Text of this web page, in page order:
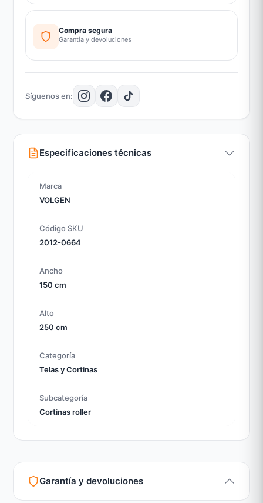
Especificaciones técnicas
Marca
VOLGEN
Código SKU
2012-0664
Ancho
150 cm
Alto
250 cm
Categoría
Telas y Cortinas
Subcategoría
Cortinas roller
Garantía y devoluciones
Compra segura
Garantía y devoluciones
Síguenos en: